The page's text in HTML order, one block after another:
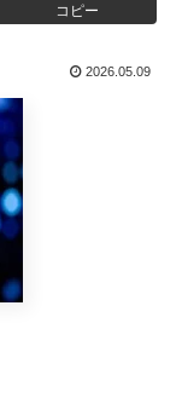
コピー
2026.05.09